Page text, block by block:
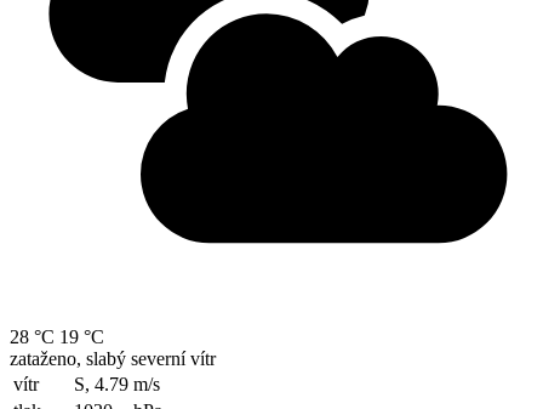
28 °C 19 °C
zataženo, slabý severní vítr
vítr
S, 4.79 m/s